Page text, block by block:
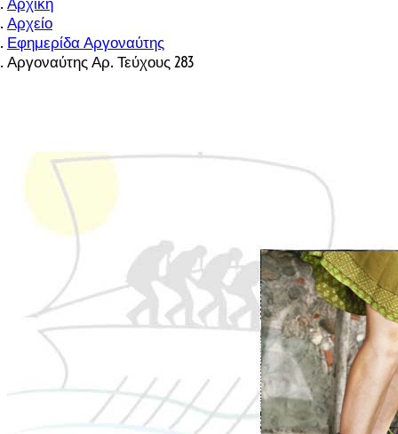
Αρχείο
Εφημερίδα Αργοναύτης
Αργοναύτης Αρ. Τεύχους 283